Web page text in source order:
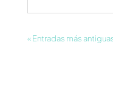
« Entradas más